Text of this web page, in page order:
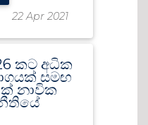
22 Apr 2021
කට අධික
සමඟ
නාවික